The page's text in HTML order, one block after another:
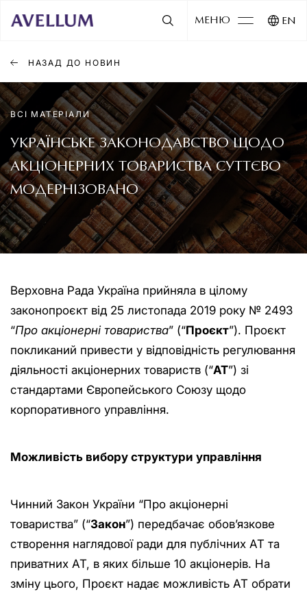
МЕНЮ EN
НАЗАД ДО НОВИН
ВСІ МАТЕРІАЛИ
УКРАЇНСЬКЕ ЗАКОНОДАВСТВО ЩОДО
АКЦІОНЕРНИХ ТОВАРИСТВА СУТТЄВО
МОДЕРНІЗОВАНО
Верховна Рада Україна прийняла в цілому
законопроєкт від 25 листопада 2019 року № 2493
“Про акціонерні товариства” (“Проєкт”). Проєкт
покликаний привести у відповідність регулювання
діяльності акціонерних товариств (“АТ”) зі
стандартами Європейського Союзу щодо
корпоративного управління.
Можливість вибору структури управління
Чинний Закон України “Про акціонерні
товариства” (“Закон”) передбачає обов’язкове
створення наглядової ради для публічних АТ та
приватних АТ, в яких більше 10 акціонерів. На
зміну цього, Проєкт надає можливість АТ обрати